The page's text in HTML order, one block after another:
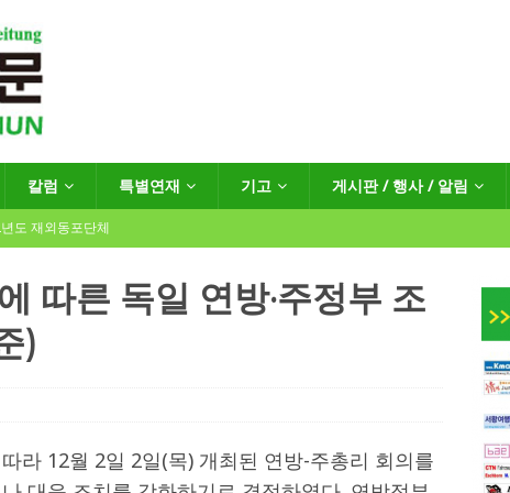
칼럼 특별연재 기고 게시판 / 행사 / 알림
도 재외동포단체
장선거 공고
재독일한인체육회로 거듭나겠습니다”
한인소식
…“한-EU 협력 ‘가교’ 넘어 혁신 거점으로” 한인소식
따른 독일 연방·주정부 조
)
라 12월 2일 2일(목) 개최된 연방-주총리 회의를